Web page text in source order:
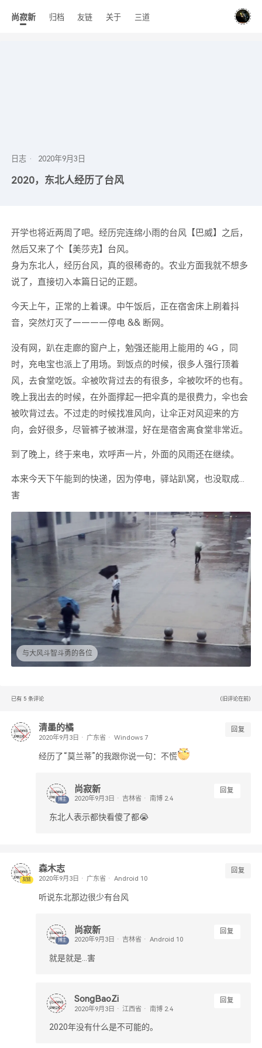
尚寂新 归档 友链 关于 三道
日志
2020，东北人经历了台风
开学也将近两周了吧。经历完连绵小雨的台风【巴威】之后，
然后又来了个【美莎克】台风。
身为东北人，经历台风，真的很稀奇的。农业方面我就不想多
说了，直接切入本篇日记的正题。
今天上午，正常的上着课。中午饭后，正在宿舍床上刷着抖
音，突然灯灭了————停电 && 断网。
没有网，趴在走廊的窗户上，勉强还能用上能用的 4G ，同
时，充电宝也派上了用场。到饭点的时候，很多人强行顶着
风，去食堂吃饭。伞被吹背过去的有很多，伞被吹坏的也有。
晚上我出去的时候，在外面撑起一把伞真的是很费力，伞也会
被吹背过去。不过走的时候找准风向，让伞正对风迎来的方
向，会好很多，尽管裤子被淋湿，好在是宿舍离食堂非常近。
到了晚上，终于来电，欢呼声一片，外面的风雨还在继续。
本来今天下午能到的快递，因为停电，驿站趴窝，也没取成...
害
与大风斗智斗勇的各位
已有 5条评论 (旧评论在前)
回复
清墨的橘
广东省 Windows 7
经历了“莫兰蒂”的我跟你说一句：不慌
博主
回复
尚寂新
吉林省 南博 2.4
东北人表示都快看傻了都😭
友链
回复
森木志
广东省 Android 10
听说东北那边很少有台风
博主
回复
尚寂新
吉林省 Android 10
就是就是...害
回复
SongBaoZi
江西省 南博 2.4
2020年没有什么是不可能的。